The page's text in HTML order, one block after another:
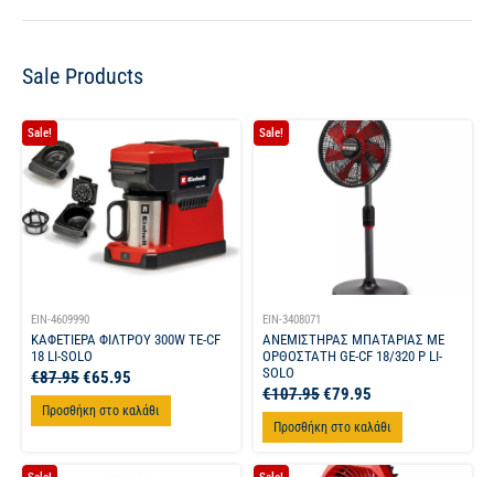
Sale Products
Sale!
EIN-4609990
ΚΑΦΕΤΙΕΡΑ ΦΙΛΤΡΟΥ 300W TE-CF
18 LI-SOLO
€87.95€65.95
Προσθήκη στο καλάθι
Sale!
EIN-3408071
ΑΝΕΜΙΣΤΗΡΑΣ ΜΠΑΤΑΡΙΑΣ ΜΕ
ΟΡΘΟΣΤΑΤΗ GE-CF 18/320 P LI-
SOLO
€107.95€79.95
Προσθήκη στο καλάθι